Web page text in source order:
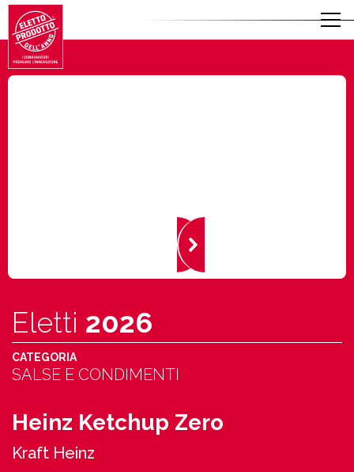
Eletti 2026
CATEGORIA
SALSE E CONDIMENTI
Heinz Ketchup Zero
Kraft Heinz